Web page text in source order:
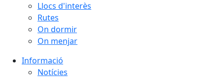
Llocs d'interès
Rutes
On dormir
On menjar
Informació
Notícies